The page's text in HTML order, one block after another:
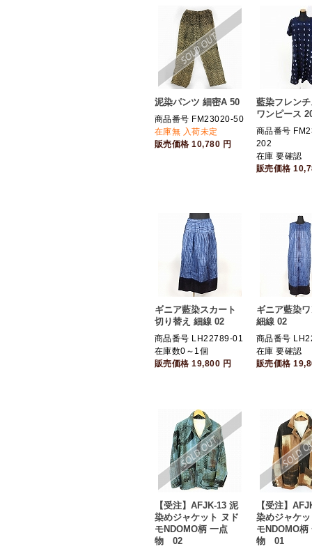
泥染パンツ 細密A 50
商品番号 FM23020-50
在庫無 入荷未定
販売価格10,780 円
藍染フレン
ワンピース
商品番号
202
在庫 要確認
販売価格
ギニア藍染スカート
切り替え 細線 02
商品番号 LH22789-01
在庫数0～1個
販売価格19,800 円
ギニア藍染
細線 02
商品番号
在庫 要確認
販売価格
【受注】AFJK-13 泥
染めジャケット ヌド
モNDOMO柄 一点
物 02
【受注】
染めジャケ
モNDOMO柄
物 01